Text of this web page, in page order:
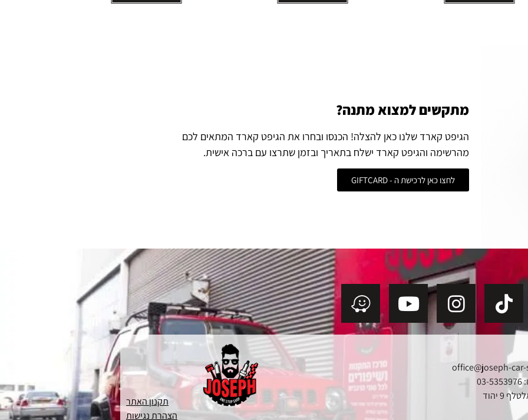
מתקשים למצוא מתנה?
הגיפט קארד שלנו כאן להצלה! הכנסו ובחרו את הגיפט קארד המתאים לכם
מהרשימה והגיפט קארד ישלח בתאריך ובזמן שתרצו עם ברכה אישית.
לחצו כאן לרכישת ה - GIFTCARD
office@joseph-
9 יהוד
תקנון האתר
הצהרת נגישות